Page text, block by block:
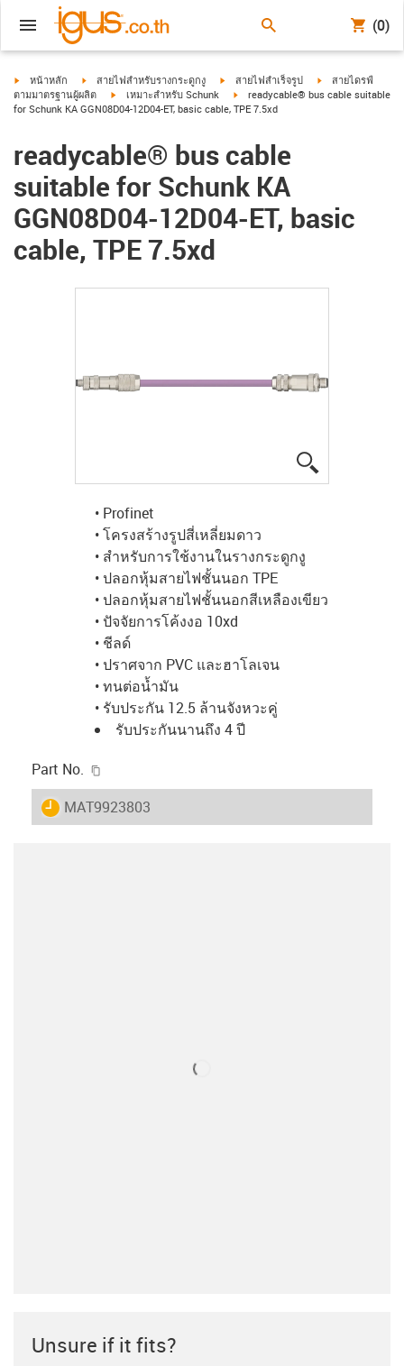
(0)
igus-icon-arrow-right
หน้าหลัก igus-icon-arrow-right
สายไฟสำหรับรางกระดูกงู igus-icon-arrow-right
สายไฟสำเร็จรูป igus-icon-arrow-
สายไดรฟ์
ตามมาตรฐานผู้ผลิต
igus-icon-arrow-right
เหมาะสำหรับ Schunk igus-icon-arrow-right
readycable® bus cable suitable
for Schunk KA GGN08D04-12D04-ET, basic cable, TPE 7.5xd
readycable® bus cable
suitable for Schunk KA
GGN08D04-12D04-ET, basic
cable, TPE 7.5xd
• Profinet
• โครงสร้างรูปสี่เหลี่ยมดาว
• สำหรับการใช้งานในรางกระดูกงู
• ปลอกหุ้มสายไฟชั้นนอก TPE
• ปลอกหุ้มสายไฟชั้นนอกสีเหลืองเขียว
• ปัจจัยการโค้งงอ 10xd
• ชีลด์
• ปราศจาก PVC และฮาโลเจน
• ทนต่อน้ำมัน
• รับประกัน 12.5 ล้านจังหวะคู่
รับประกันนานถึง 4 ปี
Part No.
igus-icon-lieferzeit
MAT9923803
Unsure if it fits?